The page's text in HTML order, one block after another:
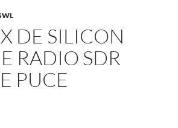
DE SILICON
RADIO SDR
PUCE